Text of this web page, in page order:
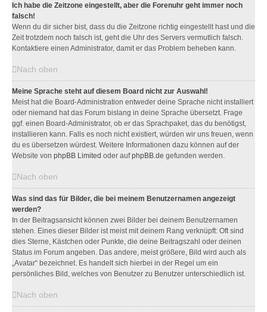
Ich habe die Zeitzone eingestellt, aber die Forenuhr geht immer noch
falsch!
Wenn du dir sicher bist, dass du die Zeitzone richtig eingestellt hast und die
Zeit trotzdem noch falsch ist, geht die Uhr des Servers vermutlich falsch.
Kontaktiere einen Administrator, damit er das Problem beheben kann.
Nach oben
Meine Sprache steht auf diesem Board nicht zur Auswahl!
Meist hat die Board-Administration entweder deine Sprache nicht installiert
oder niemand hat das Forum bislang in deine Sprache übersetzt. Frage
ggf. einen Board-Administrator, ob er das Sprachpaket, das du benötigst,
installieren kann. Falls es noch nicht existiert, würden wir uns freuen, wenn
du es übersetzen würdest. Weitere Informationen dazu können auf der
Website von phpBB Limited oder aufphpBB.de gefunden werden.
Nach oben
Was sind das für Bilder, die bei meinem Benutzernamen angezeigt
werden?
In der Beitragsansicht können zwei Bilder bei deinem Benutzernamen
stehen. Eines dieser Bilder ist meist mit deinem Rang verknüpft: Oft sind
dies Sterne, Kästchen oder Punkte, die deine Beitragszahl oder deinen
Status im Forum angeben. Das andere, meist größere, Bild wird auch als
„Avatar“ bezeichnet. Es handelt sich hierbei in der Regel um ein
persönliches Bild, welches von Benutzer zu Benutzer unterschiedlich ist.
Nach oben